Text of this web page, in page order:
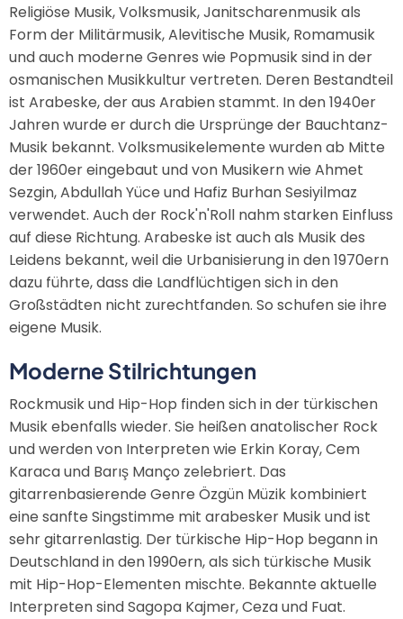
Religiöse Musik, Volksmusik, Janitscharenmusik als
Form der Militärmusik, Alevitische Musik, Romamusik
und auch moderne Genres wie Popmusik sind in der
osmanischen Musikkultur vertreten. Deren Bestandteil
ist Arabeske, der aus Arabien stammt. In den 1940er
Jahren wurde er durch die Ursprünge der Bauchtanz-
Musik bekannt. Volksmusikelemente wurden ab Mitte
der 1960er eingebaut und von Musikern wie Ahmet
Sezgin, Abdullah Yüce und Hafiz Burhan Sesiyilmaz
verwendet. Auch der Rock'n'Roll nahm starken Einfluss
auf diese Richtung. Arabeske ist auch als Musik des
Leidens bekannt, weil die Urbanisierung in den 1970ern
dazu führte, dass die Landflüchtigen sich in den
Großstädten nicht zurechtfanden. So schufen sie ihre
eigene Musik.
Moderne Stilrichtungen
Rockmusik und Hip-Hop finden sich in der türkischen
Musik ebenfalls wieder. Sie heißen anatolischer Rock
und werden von Interpreten wie Erkin Koray, Cem
Karaca und Barış Manço zelebriert. Das
gitarrenbasierende Genre Özgün Müzik kombiniert
eine sanfte Singstimme mit arabesker Musik und ist
sehr gitarrenlastig. Der türkische Hip-Hop begann in
Deutschland in den 1990ern, als sich türkische Musik
mit Hip-Hop-Elementen mischte. Bekannte aktuelle
Interpreten sind Sagopa Kajmer, Ceza und Fuat.